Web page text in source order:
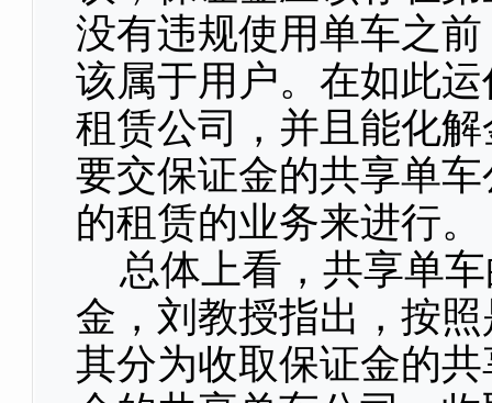
没有违规使用单车之
该属于用户。在如此
租赁公司，并且能化
要交保证金的共享单
的租赁的业务来进行。
总体上看，共享单车
金，刘教授指出，按
其分为收取保证金的